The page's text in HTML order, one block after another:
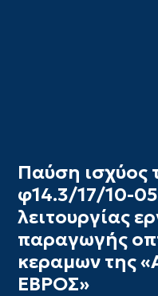
Παύση ισχύος
φ14.3/17/10-
λειτουργίας
παραγωγής
κεραμων της
ΕΒΡΟΣ»